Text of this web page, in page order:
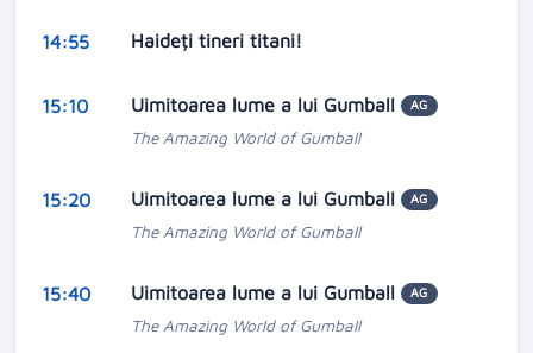
14:55 Haideți tineri titani!
15:10 Uimitoarea lume a lui Gumball AG
The Amazing World of Gumball
15:20 Uimitoarea lume a lui Gumball AG
The Amazing World of Gumball
15:40 Uimitoarea lume a lui Gumball AG
The Amazing World of Gumball